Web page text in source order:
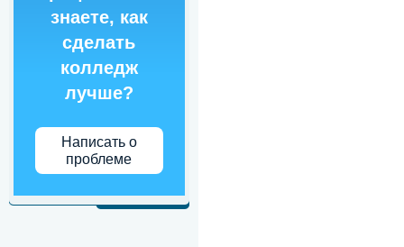
знаете, как
сделать
колледж
лучше?
Написать о
проблеме